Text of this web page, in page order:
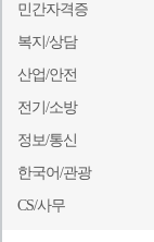
민간자격증
복지/상담
산업/안전
전기/소방
정보/통신
한국어/관광
CS/사무